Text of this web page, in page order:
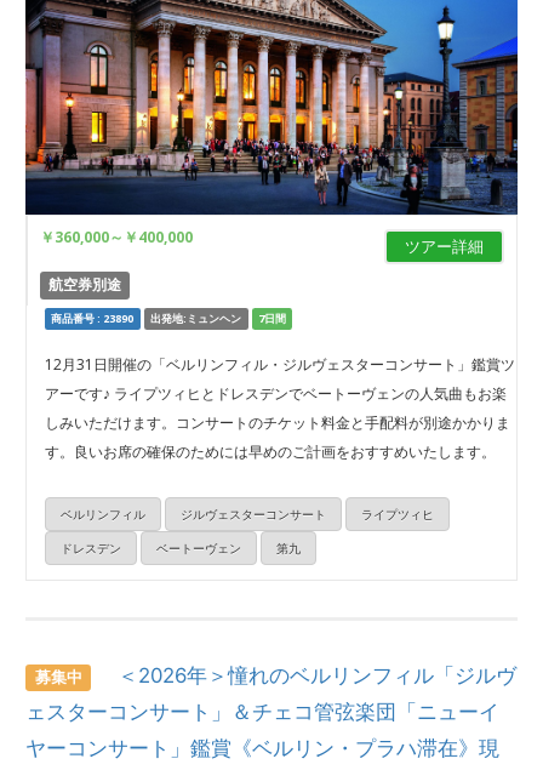
ツアー詳細
￥360,000～ ￥400,000
航空券別途
商品番号 : 23890 出発地:ミュンヘン 7日間
12月31日開催の「ベルリンフィル・ジルヴェスターコンサート」鑑賞ツ
アーです♪ ライプツィヒとドレスデンでベートーヴェンの人気曲もお楽
しみいただけます。コンサートのチケット料金と手配料が別途かかりま
す。良いお席の確保のためには早めのご計画をおすすめいたします。
ベルリンフィル ジルヴェスターコンサート
ライプツィヒ
ドレスデン
ベートーヴェン 第九
募集中
＜2026年＞憧れのベルリンフィル「ジルヴ
ェスターコンサート」＆チェコ管弦楽団「ニューイ
ヤーコンサート」鑑賞《ベルリン・プラハ滞在》現